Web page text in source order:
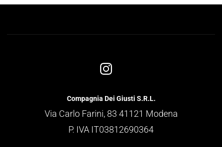
Compagnia Dei Giusti S.R.L.
Via Carlo Farini, 83 41121 Modena
P. IVA IT03812690364